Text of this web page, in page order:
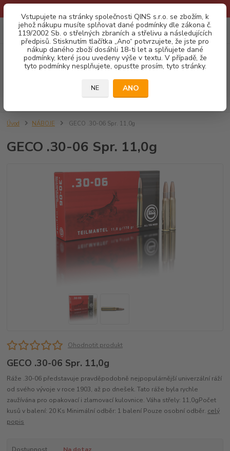
Vstupujete na stránky společnosti QINS s.r.o. se zbožím, k
jehož nákupu musíte splňovat dané podmínky dle zákona č.
119/2002 Sb. o střelných zbraních a střelivu a následujících
předpisů. Stisknutím tlačítka „Ano“ potvrzujete, že jste pro
nákup daného zboží dosáhli 18-ti let a splňujete dané
podmínky, které jsou uvedeny výše v textu. V případě, že
tyto podmínky nesplňujete, opusťte prosím, tyto stránky.
NE ANO
Menu
CZK 0
za0,00 Kč
Úvod NÁBOJE GECO .30-06 Spr. 11,0g
GECO .30-06 Spr. 11,0g
Ohodnotit produkt
GECO .30-06 Spr. 11,0g
Ráže .30-06 představuje pravděpodobně nejpopulárnější univerzální ráží
od svého vývoje v roce 1903, až po dnešek. Tato ráže byla rychle
zaužívána pro opakovací i zlamovací kulovnice. Váha střely: 11,0gPočet
kusů v balení: 20 Ks Minimální odběr: 1 balení Pouze osobní odběr. celý
popis